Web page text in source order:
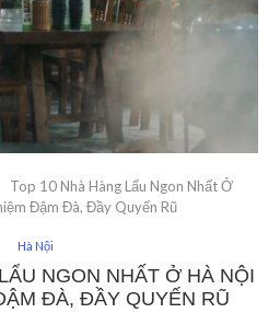
Top 10 Nhà Hàng Lẩu Ngon Nhất Ở
Đậm Đà, Đầy Quyến Rũ
Hà Nội
NGON NHẤT Ở HÀ NỘI
ĐÀ, ĐẦY QUYẾN RŨ